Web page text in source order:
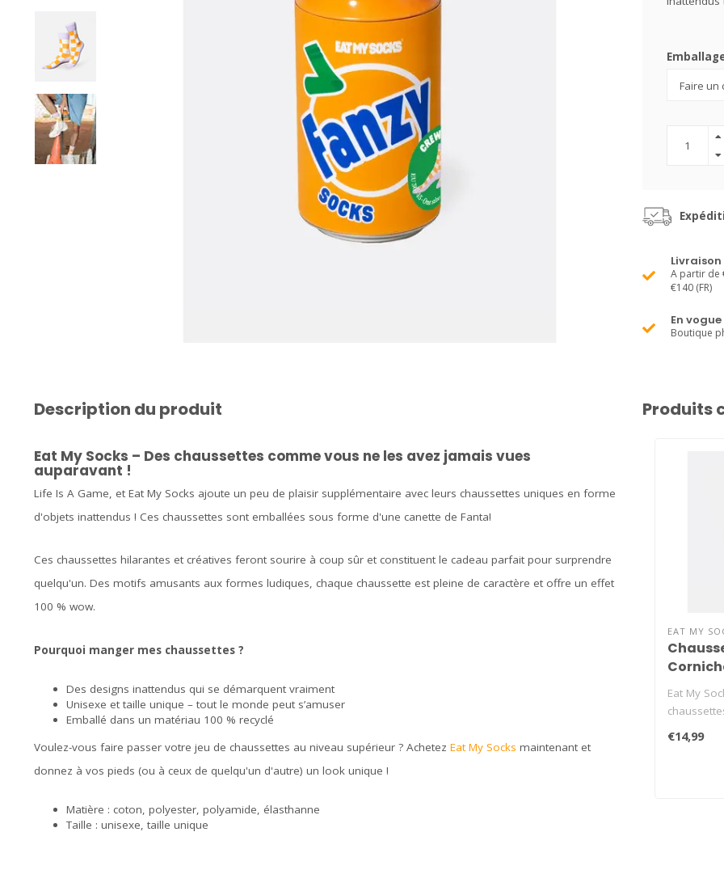
A partir de
€140 (FR)
En
Boutique
Description du produit
Eat My Socks – Des chaussettes comme vous ne les avez jamais vues
auparavant !
Life Is A Game, et Eat My Socks ajoute un peu de plaisir supplémentaire avec leurs chaussettes uniques en forme
d'objets inattendus ! Ces chaussettes sont emballées sous forme d'une canette de Fanta!
Ces chaussettes hilarantes et créatives feront sourire à coup sûr et constituent le cadeau parfait pour surprendre
quelqu'un. Des motifs amusants aux formes ludiques, chaque chaussette est pleine de caractère et offre un effet
100 % wow.
Pourquoi manger mes chaussettes ?
Des designs inattendus qui se démarquent vraiment
Unisexe et taille unique – tout le monde peut s’amuser
Emballé dans un matériau 100 % recyclé
Voulez-vous faire passer votre jeu de chaussettes au niveau supérieur ? Achetez Eat My Socks maintenant et
donnez à vos pieds (ou à ceux de quelqu'un d'autre) un look unique !
Matière : coton, polyester, polyamide, élasthanne
Taille : unisexe, taille unique
Produits
EAT MY
Eat My
auparavant
€14,99